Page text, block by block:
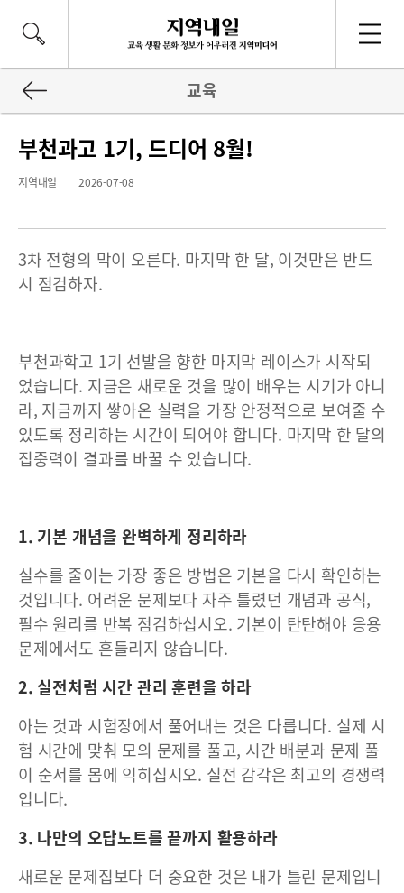
교육
부천과고 1기, 드디어 8월!
지역내일 2026-07-08
3차 전형의 막이 오른다. 마지막 한 달, 이것만은 반드
시 점검하자.
부천과학고 1기 선발을 향한 마지막 레이스가 시작되
었습니다. 지금은 새로운 것을 많이 배우는 시기가 아니
라, 지금까지 쌓아온 실력을 가장 안정적으로 보여줄 수
있도록 정리하는 시간이 되어야 합니다. 마지막 한 달의
집중력이 결과를 바꿀 수 있습니다.
1. 기본 개념을 완벽하게 정리하라
실수를 줄이는 가장 좋은 방법은 기본을 다시 확인하는
것입니다. 어려운 문제보다 자주 틀렸던 개념과 공식,
필수 원리를 반복 점검하십시오. 기본이 탄탄해야 응용
문제에서도 흔들리지 않습니다.
2. 실전처럼 시간 관리 훈련을 하라
아는 것과 시험장에서 풀어내는 것은 다릅니다. 실제 시
험 시간에 맞춰 모의 문제를 풀고, 시간 배분과 문제 풀
이 순서를 몸에 익히십시오. 실전 감각은 최고의 경쟁력
입니다.
3. 나만의 오답노트를 끝까지 활용하라
새로운 문제집보다 더 중요한 것은 내가 틀린 문제입니